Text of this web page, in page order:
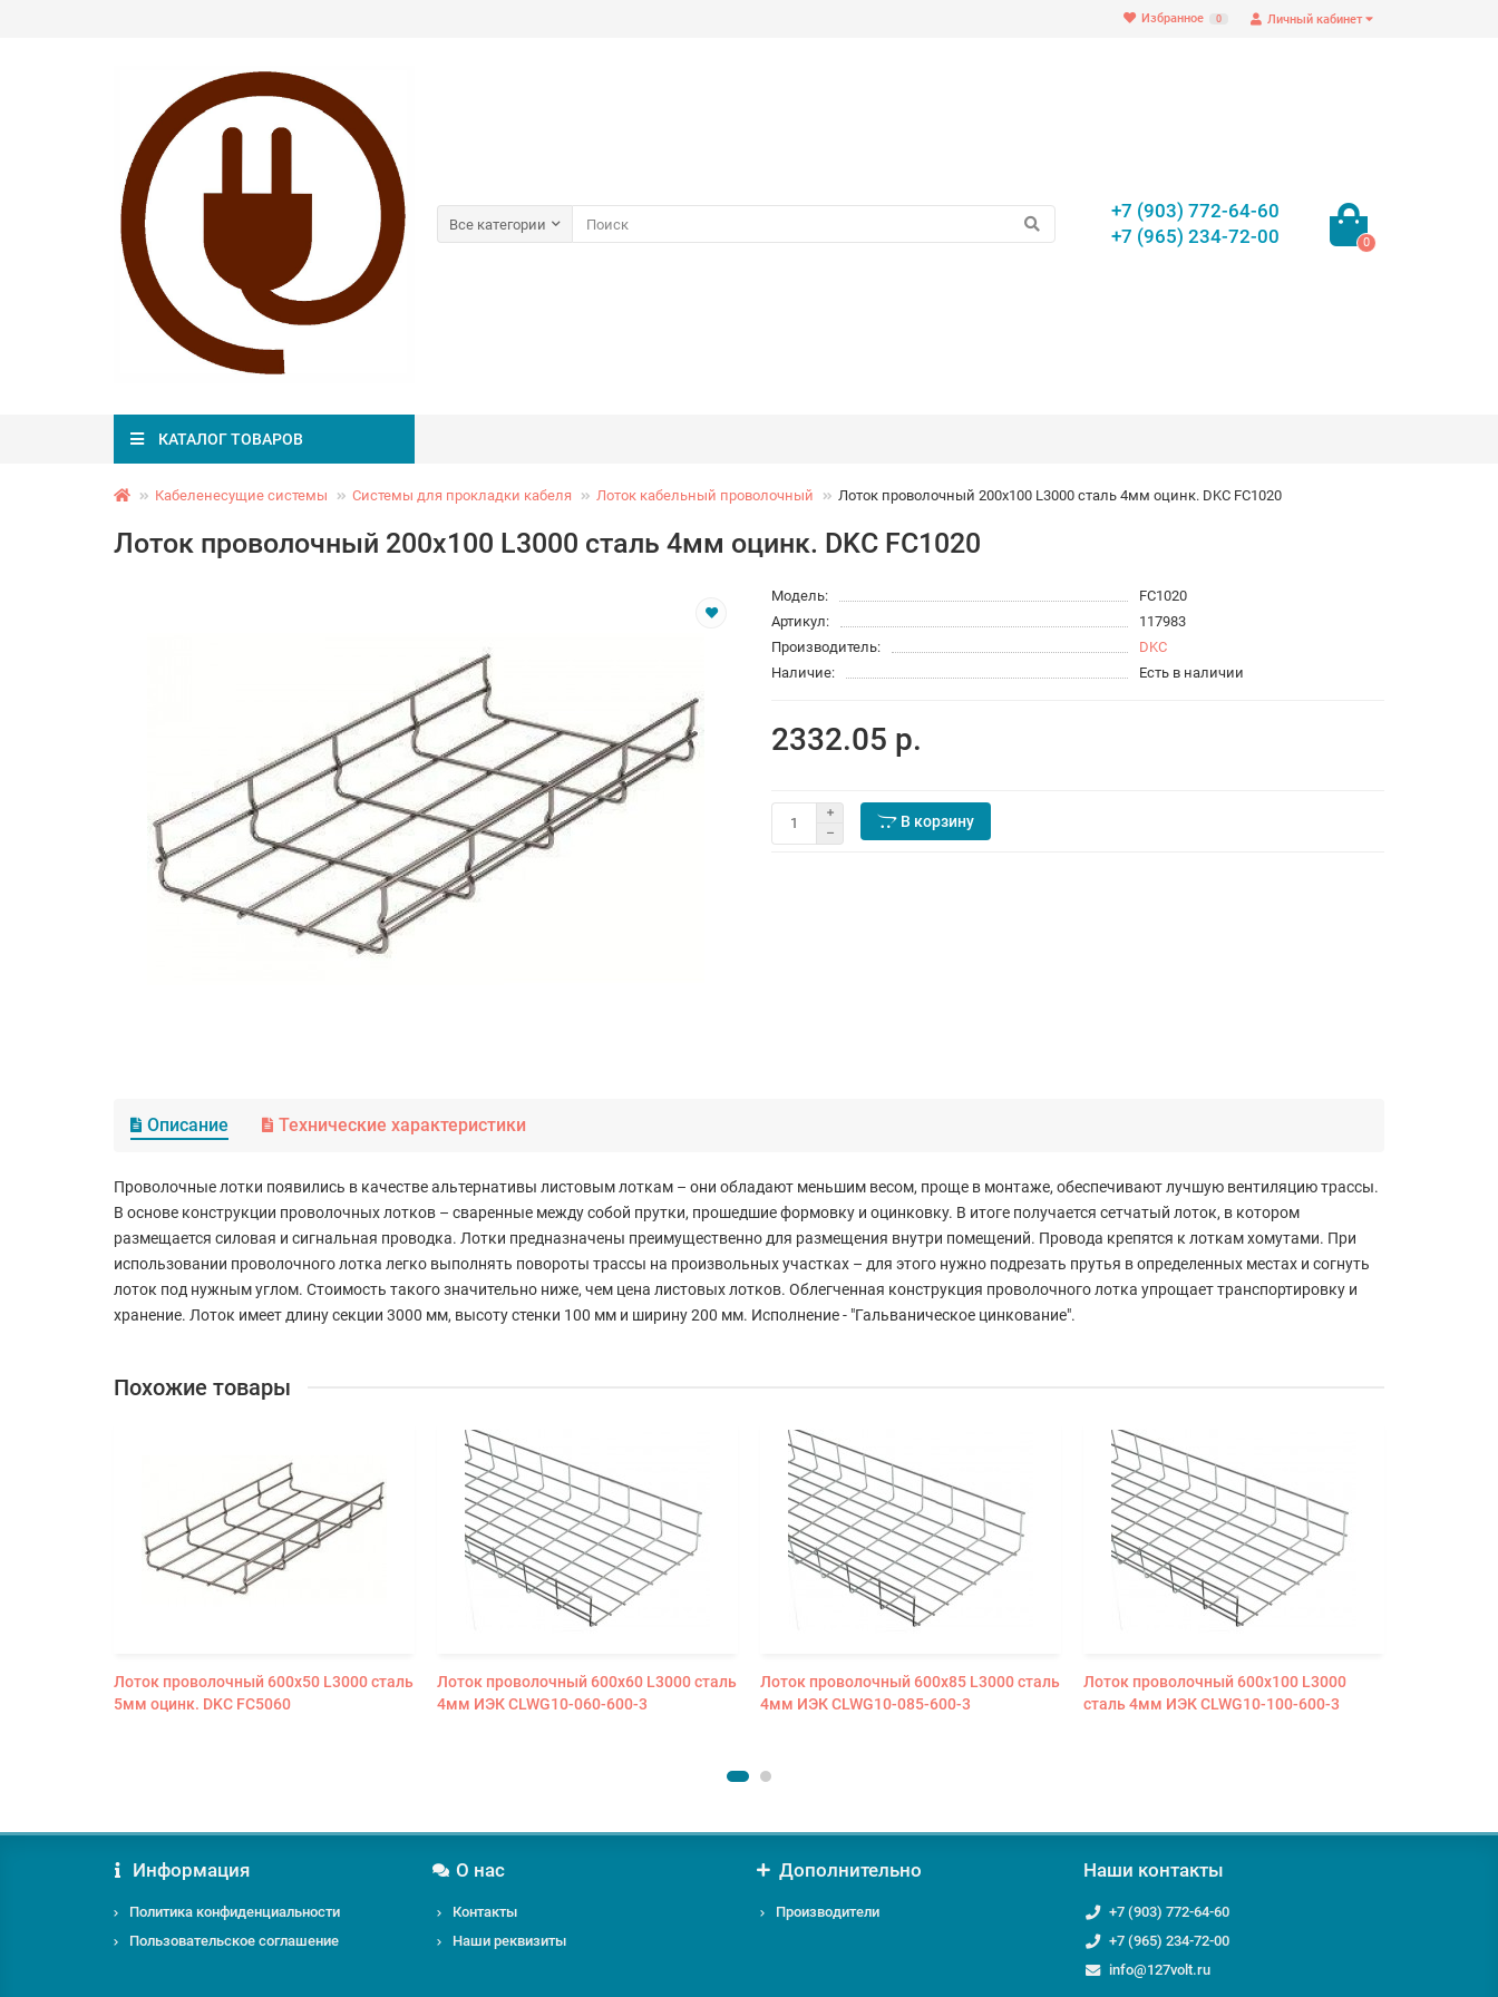
Личный кабинет
Избранное 0
Все категории
+7 (903) 772-64-60
+7 (965) 234-72-00
0
КАТАЛОГ ТОВАРОВ
Кабеленесущие системы Системы для прокладки кабеля Лоток кабельный проволочный Лоток проволочный 200х100 L3000 сталь 4мм оцинк. DKC FC1020
Лоток проволочный 200х100 L3000 сталь 4мм оцинк. DKC FC1020
Модель:
FC1020
Артикул:
117983
Производитель:
DKC
Наличие:
Есть в наличии
2332.05 р.
В корзину
Описание Технические характеристики
Проволочные лотки появились в качестве альтернативы листовым лоткам – они обладают меньшим весом, проще в монтаже, обеспечивают лучшую вентиляцию трассы.
В основе конструкции проволочных лотков – сваренные между собой прутки, прошедшие формовку и оцинковку. В итоге получается сетчатый лоток, в котором
размещается силовая и сигнальная проводка. Лотки предназначены преимущественно для размещения внутри помещений. Провода крепятся к лоткам хомутами. При
использовании проволочного лотка легко выполнять повороты трассы на произвольных участках – для этого нужно подрезать прутья в определенных местах и согнуть
лоток под нужным углом. Стоимость такого значительно ниже, чем цена листовых лотков. Облегченная конструкция проволочного лотка упрощает транспортировку и
хранение. Лоток имеет длину секции 3000 мм, высоту стенки 100 мм и ширину 200 мм. Исполнение - "Гальваническое цинкование".
Похожие товары
Лоток проволочный 600х50 L3000 сталь
5мм оцинк. DKC FC5060
Лоток проволочный 600х60 L3000 сталь
4мм ИЭК CLWG10-060-600-3
Лоток проволочный 600х85 L3000 сталь
4мм ИЭК CLWG10-085-600-3
Лоток проволочный 600х100 L3000
сталь 4мм ИЭК CLWG10-100-600-3
Информация
Политика конфиденциальности
Пользовательское соглашение
О нас
Контакты
Наши реквизиты
Дополнительно
Производители
Наши контакты
+7 (903) 772-64-60
+7 (965) 234-72-00
info@127volt.ru